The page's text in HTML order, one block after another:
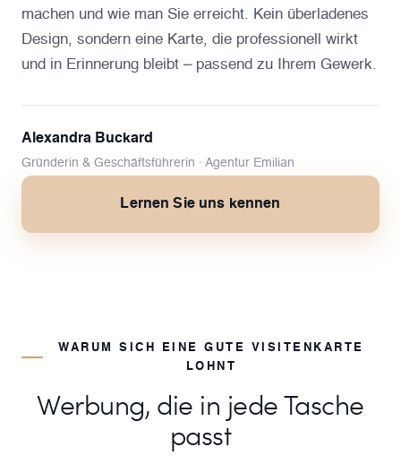
machen und wie man Sie erreicht. Kein überladenes
Design, sondern eine Karte, die professionell wirkt
und in Erinnerung bleibt – passend zu Ihrem Gewerk.
Alexandra Buckard
Gründerin & Geschäftsführerin · Agentur Emilian
Lernen Sie uns kennen
WARUM SICH EINE GUTE VISITENKARTE
LOHNT
Werbung, die in jede Tasche
passt